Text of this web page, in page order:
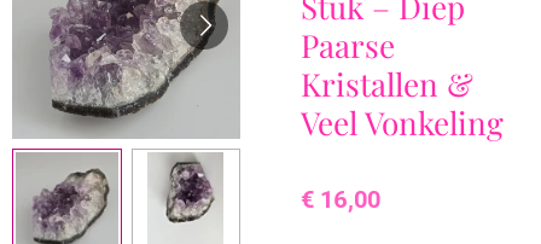
Paarse
Kristallen &
Veel Vonkeling
€ 16,00